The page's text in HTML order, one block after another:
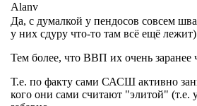
Alanv
Да, с думалкой у пендосов совсем
у них сдуру что-то там всё ещё
Тем более, что ВВП их очень заранее
Т.е. по факту сами САСШ активно
кого они сами считают "элитой" (т.е.